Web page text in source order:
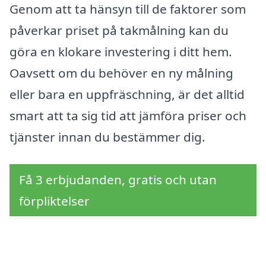
Genom att ta hänsyn till de faktorer som
påverkar priset på takmålning kan du
göra en klokare investering i ditt hem.
Oavsett om du behöver en ny målning
eller bara en uppfräschning, är det alltid
smart att ta sig tid att jämföra priser och
tjänster innan du bestämmer dig.
Få 3 erbjudanden, gratis och utan
förpliktelser